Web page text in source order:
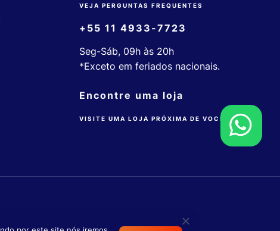
VEJA PERGUNTAS FREQUENTES
+55 11 4933-7723
Seg-Sáb, 09h às 20h
*Exceto em feriados nacionais.
Encontre uma loja
VISITE UMA LOJA PRÓXIMA DE VOCÊ